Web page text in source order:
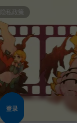
隐私政策
登录